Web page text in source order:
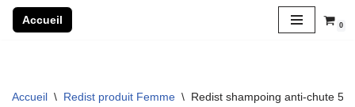
Accueil 0
Accueil \ Redist produit Femme \ Redist shampoing anti-chute